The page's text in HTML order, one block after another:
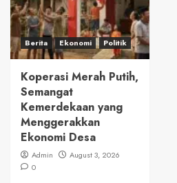
Berita Ekonomi Politik
Koperasi Merah Putih,
Semangat
Kemerdekaan yang
Menggerakkan
Ekonomi Desa
Admin
August 3, 2026
0